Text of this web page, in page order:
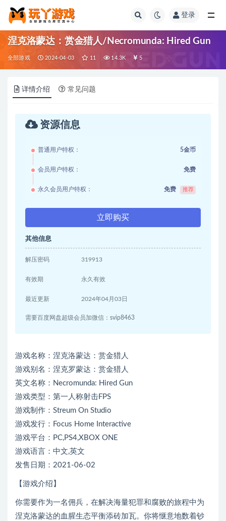
登录
涅克洛蒙达：赏金猎人/Necromunda: Hired Gun
全部游戏 2024-04-03 11 14.3K 5
详情介绍 常见问题
资源信息
普通用户特权： 5金币
会员用户特权： 免费
永久会员用户特权： 免费 推荐
立即购买
其他信息
解压密码 319913
有效期 永久有效
最近更新 2024年04月03日
需要百度网盘超级会员加微信：svip8463
游戏名称：涅克洛蒙达：赏金猎人
游戏别名：涅克罗蒙达：赏金猎人
英文名称：Necromunda: Hired Gun
游戏类型：第一人称射击FPS
游戏制作：Streum On Studio
游戏发行：Focus Home Interactive
游戏平台：PC,PS4,XBOX ONE
游戏语言：中文,英文
发售日期：2021-06-02
【游戏介绍】
你需要作为一名佣兵，在解决海量犯罪和腐败的旅程中为
涅克洛蒙达的血腥生态平衡添砖加瓦。你将惬意地数着钞